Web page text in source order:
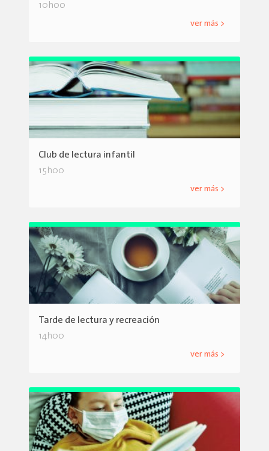
10h00
ver más >
Club de lectura infantil
15h00
ver más >
Tarde de lectura y recreación
14h00
ver más >